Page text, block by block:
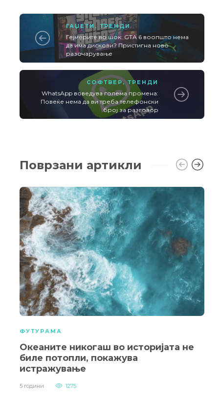
ГАЏЕТИ , ТРЕНДИ
Гејмерите во шок: GTA 6 воопшто нема
да има дискови? Пристигна ново
разочарување
СОФТВЕР,ТРЕНДИ
WhatsApp воведува голема промена:
Повеќе нема да ви треба телефонски
број за разговор
Поврзани артикли
ФУТУРАМА
Океаните никогаш во историјата не
биле потопли, покажува
истражување
5 години 1275